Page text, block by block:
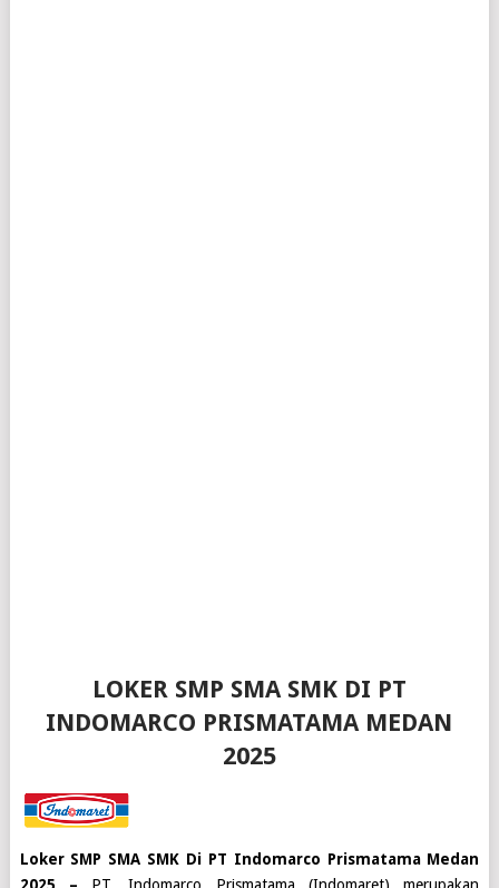
LOKER SMP SMA SMK DI PT
INDOMARCO PRISMATAMA MEDAN
2025
Loker SMP SMA SMK Di PT Indomarco Prismatama Medan